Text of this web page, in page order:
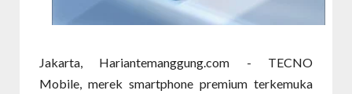
Jakarta, Hariantemanggung.com - TECNO
Mobile, merek smartphone premium terkemuka